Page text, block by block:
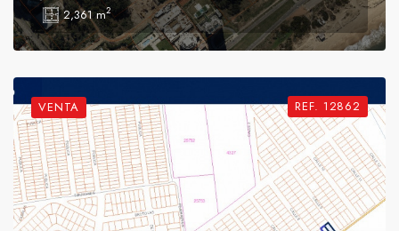
2,361 m2
VENTA REF. 12862